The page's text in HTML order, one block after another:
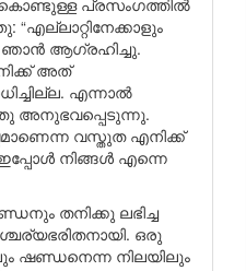
പ്രസംഗത്തിൽ
ഞാൻ ആഗ്രഹിച്ചു.
അത്
എന്നാൽ
അനുഭവപ്പെടുന്നു.
വസ്തുത എനിക്ക്
ഇപ്പോൾ നിങ്ങൾ എന്നെ
തനിക്കു ലഭിച്ച
ഒരു
ഷണ്ഡനെന്ന നിലയിലും